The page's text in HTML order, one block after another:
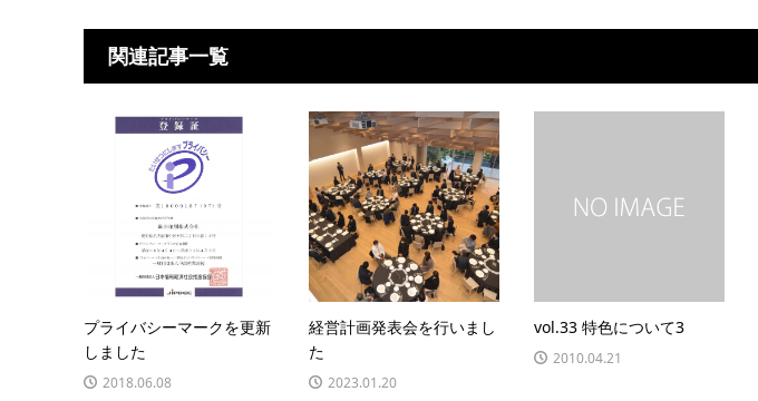
関連記事一覧
プライバシーマークを更新
しました
2018.06.08
経営計画発表会を行いまし
た
2023.01.20
vol.33 特色について3
2010.04.21